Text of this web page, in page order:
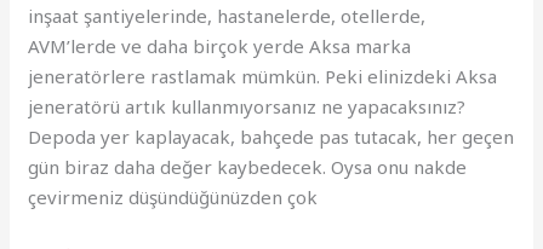
inşaat şantiyelerinde, hastanelerde, otellerde,
AVM’lerde ve daha birçok yerde Aksa marka
jeneratörlere rastlamak mümkün. Peki elinizdeki Aksa
jeneratörü artık kullanmıyorsanız ne yapacaksınız?
Depoda yer kaplayacak, bahçede pas tutacak, her geçen
gün biraz daha değer kaybedecek. Oysa onu nakde
çevirmeniz düşündüğünüzden çok